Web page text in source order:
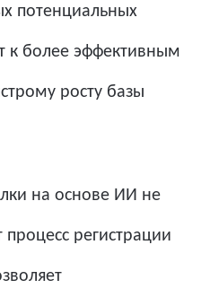
потенциальных
к более эффективным
росту базы
на основе ИИ не
процесс регистрации